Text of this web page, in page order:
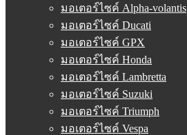
มอเตอร์ไซค์ Alpha-volantis
มอเตอร์ไซค์ Ducati
มอเตอร์ไซค์ GPX
มอเตอร์ไซค์ Honda
มอเตอร์ไซค์ Lambretta
มอเตอร์ไซค์ Suzuki
มอเตอร์ไซค์ Triumph
มอเตอร์ไซค์ Vespa